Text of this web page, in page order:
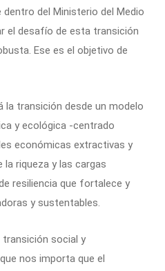
del Ministerio del Medio
el desafío de esta transición
Ese es el objetivo de
la transición desde un modelo
y ecológica -centrado
económicas extractivas y
la riqueza y las cargas
resiliencia que fortalece y
y sustentables.
transición social y
nos importa que el